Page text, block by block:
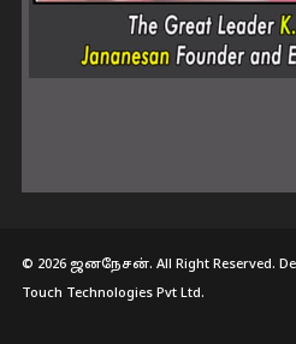
© 2026 ஜனநேசன். All Right Reserved.
Touch Technologies Pvt Ltd.